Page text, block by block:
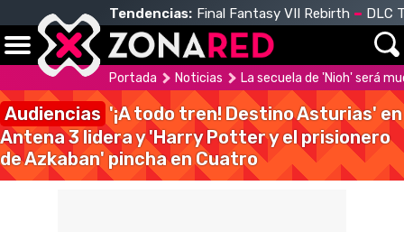
Tendencias: Final Fantasy VII Rebirth DLC
Portada Noticias La secuela de 'Nioh' será
Audiencias '¡A todo tren! Destino Asturias' en
Antena 3 lidera y 'Harry Potter y el prisionero
de Azkaban' pincha en Cuatro